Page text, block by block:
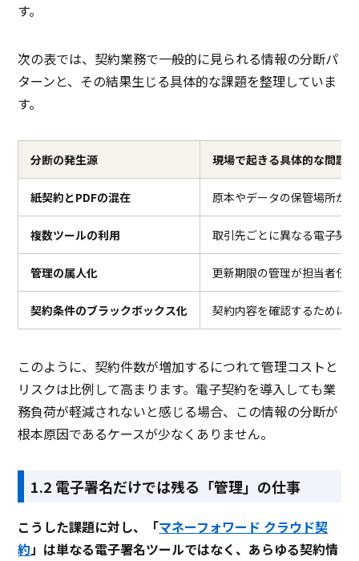
す。
次の表では、契約業務で一般的に見られる情報の分断パ
ターンと、その結果生じる具体的な課題を整理していま
す。
分断の発生源 現場で起きる具体的な問題
紙契約とPDFの混在 原本やデータの保管場所が
複数ツールの利用 取引先ごとに異なる電子契
管理の属人化 更新期限の管理が担当者任
契約条件のブラックボックス化 契約内容を確認するために
このように、契約件数が増加するにつれて管理コストと
リスクは比例して高まります。電子契約を導入しても業
務負荷が軽減されないと感じる場合、この情報の分断が
根本原因であるケースが少なくありません。
1.2 電子署名だけでは残る「管理」の仕事
こうした課題に対し、「マネーフォワード クラウド契
約」は単なる電子署名ツールではなく、あらゆる契約情